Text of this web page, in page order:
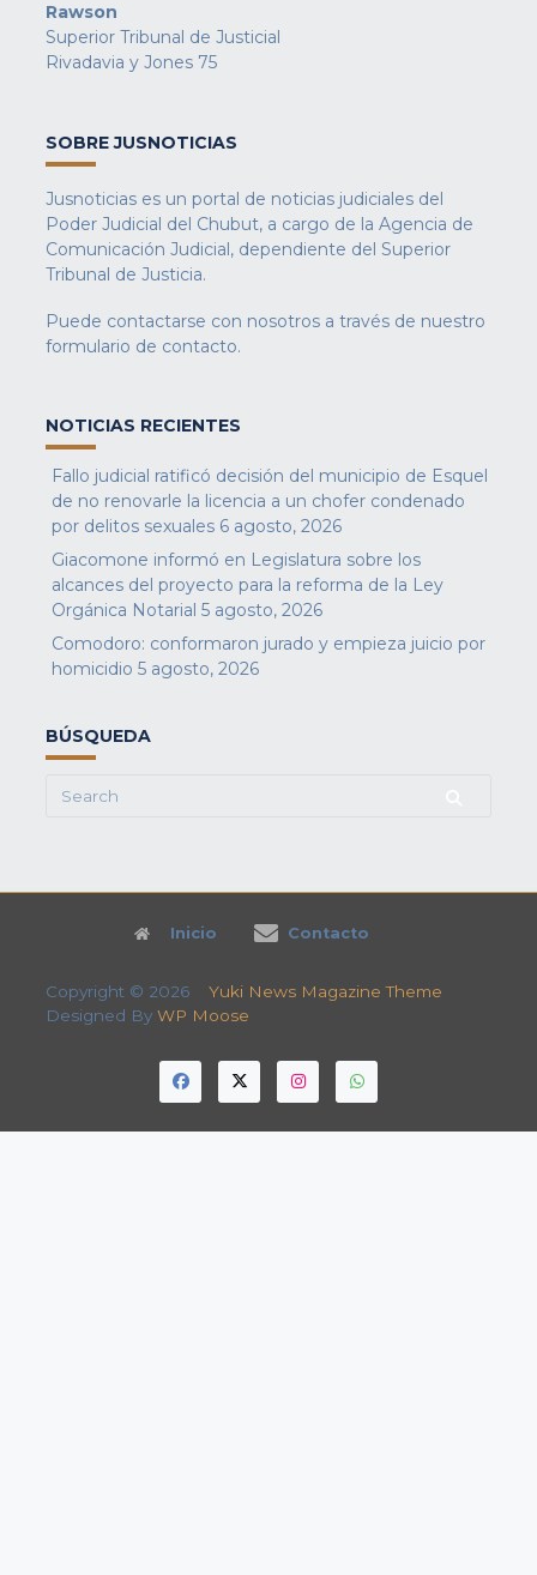
Rawson
Superior Tribunal de Justicial
Rivadavia y Jones 75
SOBRE JUSNOTICIAS
Jusnoticias es un portal de noticias judiciales del
Poder Judicial del Chubut, a cargo de la Agencia de
Comunicación Judicial, dependiente del Superior
Tribunal de Justicia.
Puede contactarse con nosotros a través de nuestro
formulario de contacto.
NOTICIAS RECIENTES
Fallo judicial ratificó decisión del municipio de Esquel
de no renovarle la licencia a un chofer condenado
por delitos sexuales 6 agosto, 2026
Giacomone informó en Legislatura sobre los
alcances del proyecto para la reforma de la Ley
Orgánica Notarial 5 agosto, 2026
Comodoro: conformaron jurado y empieza juicio por
homicidio 5 agosto, 2026
BÚSQUEDA
Search
Inicio Contacto
Copyright © 2026 Yuki News Magazine Theme
Designed By WP Moose